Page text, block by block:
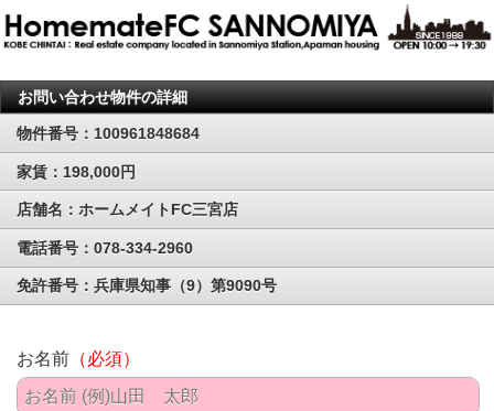
お問い合わせ物件の詳細
物件番号：100961848684
家賃：198,000円
店舗名：ホームメイトFC三宮店
電話番号：078-334-2960
免許番号：兵庫県知事（9）第9090号
お名前 （必須）